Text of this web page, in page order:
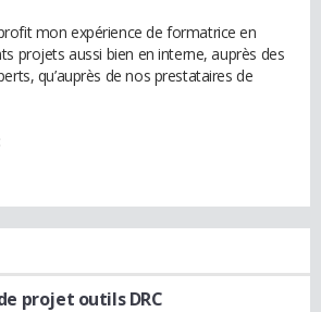
mon expérience de formatrice en
projets aussi bien en interne, auprès des
qu’auprès de nos prestataires de
projet outils DRC